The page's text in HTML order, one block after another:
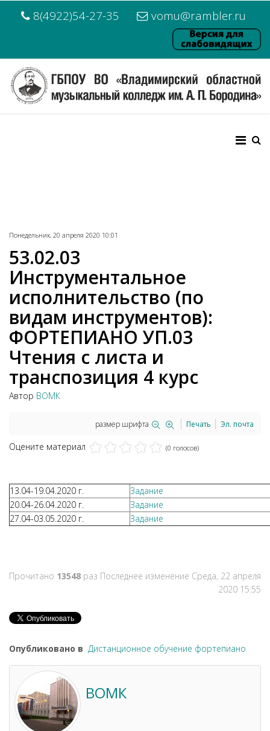
8(4922)54-27-35 vomu@rambler.ru
Понедельник, 20 апреля 2020 10:01
53.02.03
Инструментальное
исполнительство (по
видам инструментов):
ФОРТЕПИАНО УП.03
Чтения с листа и
транспозиция 4 курс
Автор ВОМК
размер шрифта Печать Эл. почта
Оцените материал (0 голосов)
13.04-19.04.2020 г.
Задание
20.04-26.04.2020 г.
Задание
27.04-03.05.2020 г.
Задание
Прочитано 13548 раз Последнее изменение Среда, 22 апреля
2020 15:55
Опубликовано в Дистанционное обучение фортепиано
ВОМК